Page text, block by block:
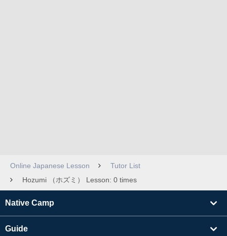
Online Japanese Lesson
Tutor List
Hozumi （ホズミ） Lesson: 0 times
Native Camp
Guide